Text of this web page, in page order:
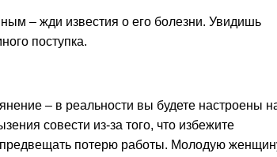
– жди известия о его болезни. Увидишь
поступка.
– в реальности вы будете настроены
совести из-за того, что избежите
потерю работы. Молодую